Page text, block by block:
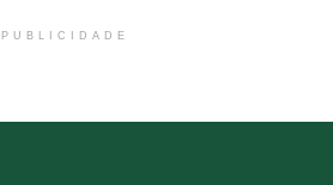
PUBLICIDADE